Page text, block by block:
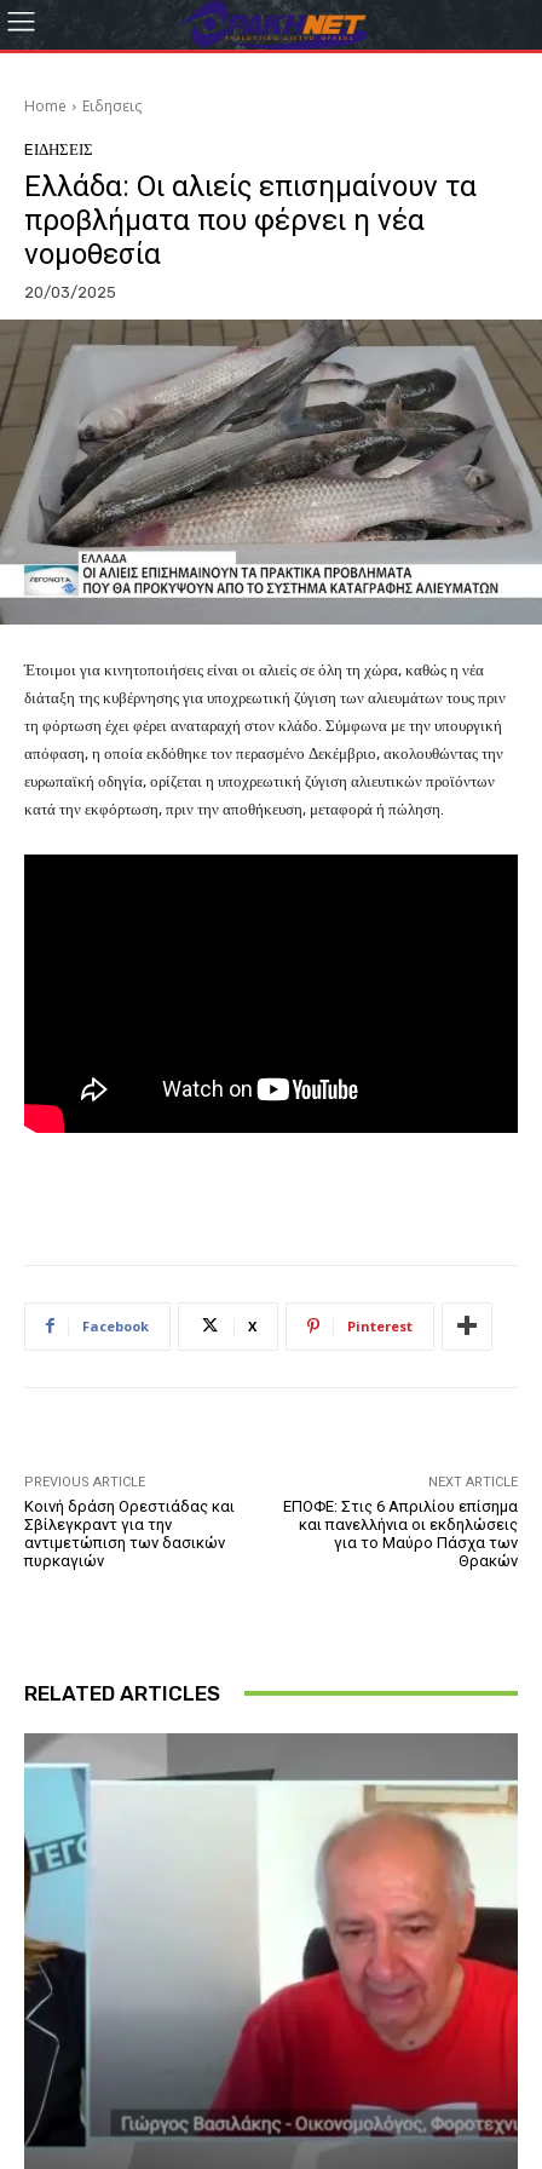
Home Eιδησεις
EΙΔΗΣΕΙΣ
Ελλάδα: Οι αλιείς επισημαίνουν τα
προβλήματα που φέρνει η νέα
νομοθεσία
20/03/2025
Έτοιμοι για κινητοποιήσεις είναι οι αλιείς σε όλη τη χώρα, καθώς η νέα
διάταξη της κυβέρνησης για υποχρεωτική ζύγιση των αλιευμάτων τους πριν
τη φόρτωση έχει φέρει αναταραχή στον κλάδο. Σύμφωνα με την υπουργική
απόφαση, η οποία εκδόθηκε τον περασμένο Δεκέμβριο, ακολουθώντας την
ευρωπαϊκή οδηγία, ορίζεται η υποχρεωτική ζύγιση αλιευτικών προϊόντων
κατά την εκφόρτωση, πριν την αποθήκευση, μεταφορά ή πώληση.
Facebook X Pinterest
PREVIOUS ARTICLE
Κοινή δράση Ορεστιάδας και
Σβίλεγκραντ για την
αντιμετώπιση των δασικών
πυρκαγιών
NEXT ARTICLE
ΕΠΟΦΕ: Στις 6 Απριλίου επίσημα
και πανελλήνια οι εκδηλώσεις
για το Μαύρο Πάσχα των
Θρακών
RELATED ARTICLES